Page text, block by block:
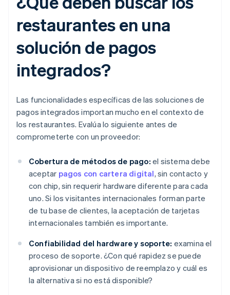
restaurantes en una
solución de pagos
integrados?
Las funcionalidades específicas de las soluciones de
pagos integrados importan mucho en el contexto de
los restaurantes. Evalúa lo siguiente antes de
comprometerte con un proveedor:
Cobertura de métodos de pago: el sistema debe
aceptar pagos con cartera digital, sin contacto y
con chip, sin requerir hardware diferente para cada
uno. Si los visitantes internacionales forman parte
de tu base de clientes, la aceptación de tarjetas
internacionales también es importante.
Confiabilidad del hardware y soporte: examina el
proceso de soporte. ¿Con qué rapidez se puede
aprovisionar un dispositivo de reemplazo y cuál es
la alternativa si no está disponible?